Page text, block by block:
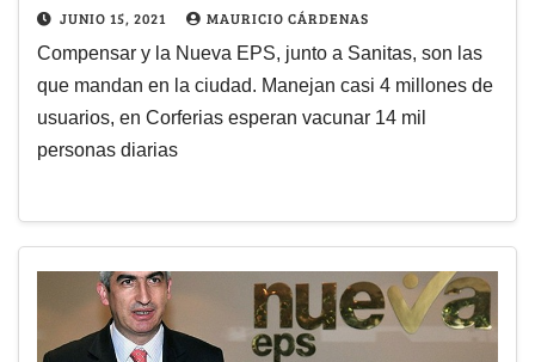
JUNIO 15, 2021 MAURICIO CÁRDENAS
Compensar y la Nueva EPS, junto a Sanitas, son las
que mandan en la ciudad. Manejan casi 4 millones de
usuarios, en Corferias esperan vacunar 14 mil
personas diarias